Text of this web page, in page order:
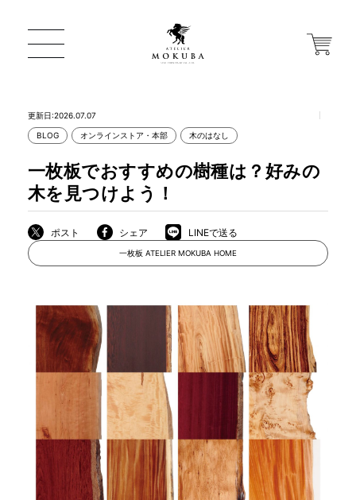
店舗から探す
一枚板 ATELIER MOKUBA HOME
MOKUBA について
商品情報
直営店
イベント
更新日:2026.07.07
BLOG オンラインストア・本部 木のはなし
一枚板でおすすめの樹種は？好みの
木を見つけよう！
ポスト シェア LINEで送る
一枚板 ATELIER MOKUBA HOME